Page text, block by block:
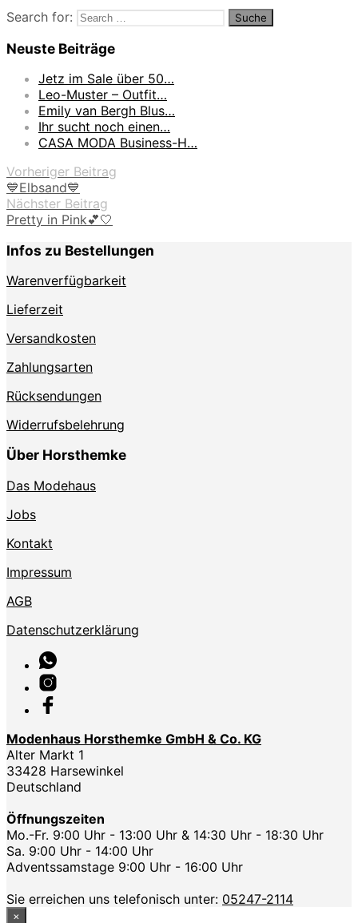
Search for:
Neuste Beiträge
Jetz im Sale über 50…
Leo-Muster – Outfit…
Emily van Bergh Blus…
Ihr sucht noch einen…
CASA MODA Business-H…
Vorheriger Beitrag
💙Elbsand💙
Nächster Beitrag
Pretty in Pink💕🤍
Infos zu Bestellungen
Warenverfügbarkeit
Lieferzeit
Versandkosten
Zahlungsarten
Rücksendungen
Widerrufsbelehrung
Über Horsthemke
Das Modehaus
Jobs
Kontakt
Impressum
AGB
Datenschutzerklärung
Modenhaus Horsthemke GmbH & Co. KG
Alter Markt 1
33428 Harsewinkel
Deutschland
Öffnungszeiten
Mo.-Fr. 9:00 Uhr - 13:00 Uhr & 14:30 Uhr - 18:30 Uhr
Sa. 9:00 Uhr - 14:00 Uhr
Adventssamstage 9:00 Uhr - 16:00 Uhr
Sie erreichen uns telefonisch unter: 05247-2114
×